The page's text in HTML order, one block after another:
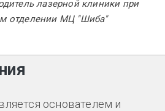
лазерной клиники при
отделении МЦ "Шиба"
основателем и